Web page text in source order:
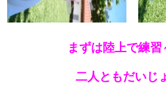
まずは陸上で練
二人ともだいじ